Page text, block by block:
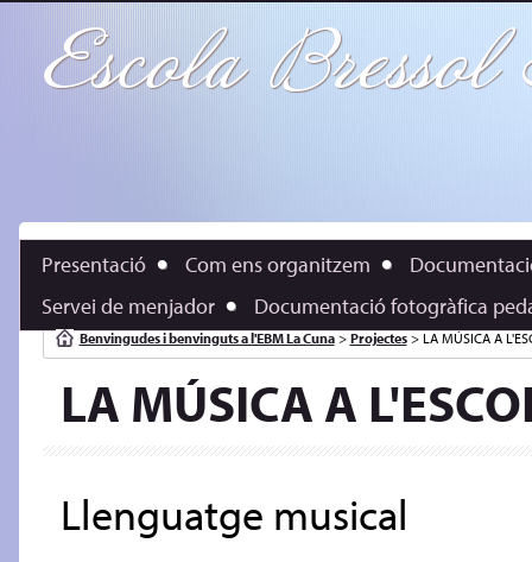
Escola
Presentació Com ens organitzem
Servei de menjador
Documentació fotogràfica
Benvingudes i benvinguts a l'EBM La Cuna> Projectes> LA MÚSICA A
LA MÚSICA A
Llenguatge musical